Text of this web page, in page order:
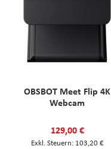
OBSBOT Meet Flip 4K
Webcam
129,00 €
103,20 €